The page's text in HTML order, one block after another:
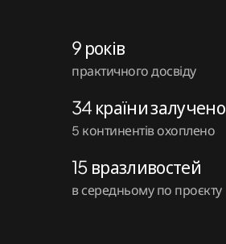
9 років
практичного досвіду
34 країни залучено
5 континентів охоплено
15 вразливостей
в середньому по проєкту